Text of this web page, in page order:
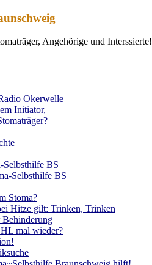
Angehörige und Interssierte!
Okerwelle
Initiator,
Selbsthilfe BS
Selbsthilfe BS
Stoma?
Hitze gilt: Trinken, Trinken
Behinderung
mal wieder?